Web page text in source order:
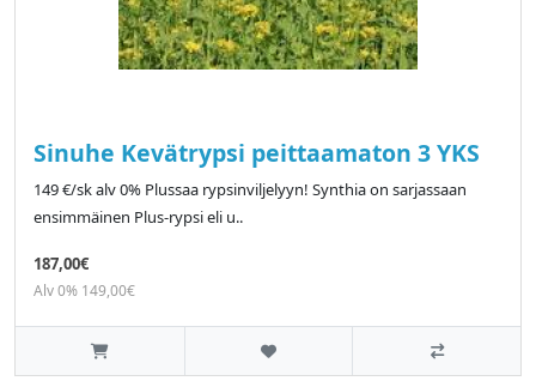
Sinuhe Kevätrypsi peittaamaton 3 YKS
149 €/sk alv 0% Plussaa rypsinviljelyyn! Synthia on sarjassaan
ensimmäinen Plus-rypsi eli u..
187,00€
Alv 0% 149,00€